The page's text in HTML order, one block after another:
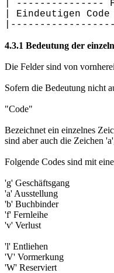
| ---------------
| Eindeutigen
4.3.1 Bedeutung der
Die Felder sind von
Sofern die Bedeutung nicht
"Code"
Bezeichnet ein einzelnes
sind aber auch die Zeichen
Folgende Codes sind mit
'g' Geschäftsgang
'a' Ausstellung
'b' Buchbinder
'f' Fernleihe
'v' Verlust
'l' Entliehen
'V' Vormerkung
'W' Reserviert